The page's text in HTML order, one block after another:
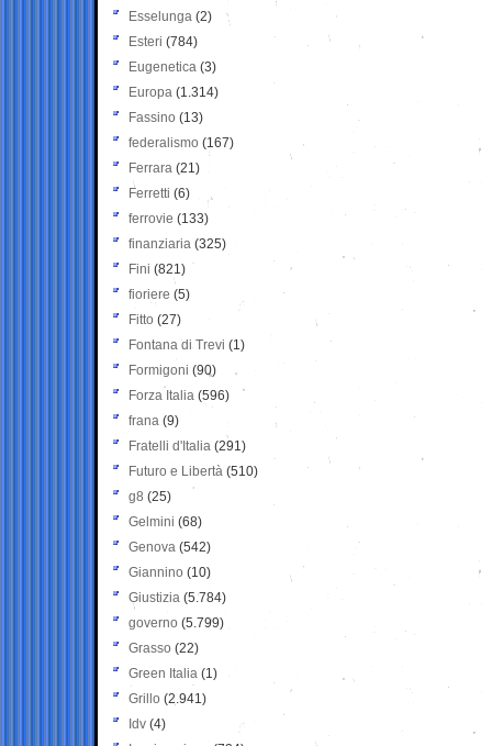
Esselunga (2)
Esteri (784)
Eugenetica (3)
Europa (1.314)
Fassino (13)
federalismo (167)
Ferrara (21)
Ferretti (6)
ferrovie (133)
finanziaria (325)
Fini (821)
fioriere (5)
Fitto (27)
Fontana di Trevi (1)
Formigoni (90)
Forza Italia (596)
frana (9)
Fratelli d'Italia (291)
Futuro e Libertà (510)
g8 (25)
Gelmini (68)
Genova (542)
Giannino (10)
Giustizia (5.784)
governo (5.799)
Grasso (22)
Green Italia (1)
Grillo (2.941)
Idv (4)